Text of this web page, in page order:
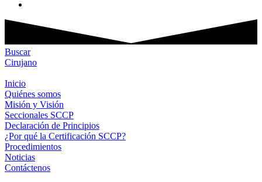
Buscar
Cirujano
Inicio
Quiénes somos
Misión y Visión
Seccionales SCCP
Declaración de Principios
¿Por qué la Certificación SCCP?
Procedimientos
Noticias
Contáctenos